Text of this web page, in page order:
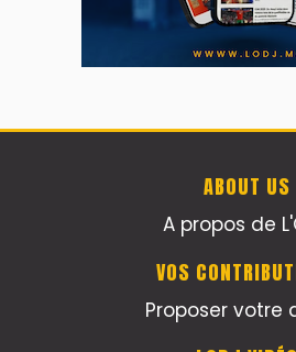
ABOUT US
A propos de
VOS
Proposer votre